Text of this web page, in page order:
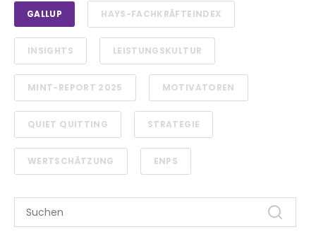
GALLUP HAYS-FACHKRÄFTEINDEX
INSIGHTS LEISTUNGSKULTUR
MINT-REPORT 2025 MOTIVATOREN
QUIET QUITTING STRATEGIE
WERTSCHÄTZUNG ENPS